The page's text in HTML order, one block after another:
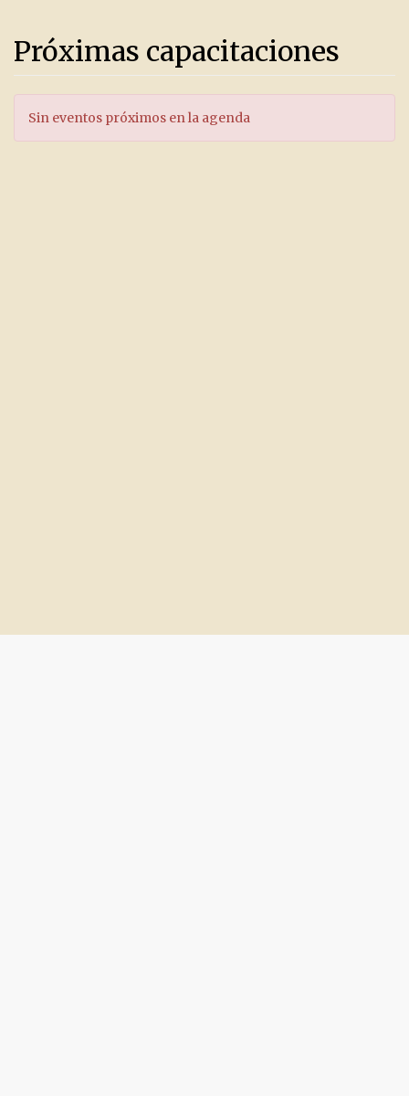
Próximas capacitaciones
Sin eventos próximos en la agenda